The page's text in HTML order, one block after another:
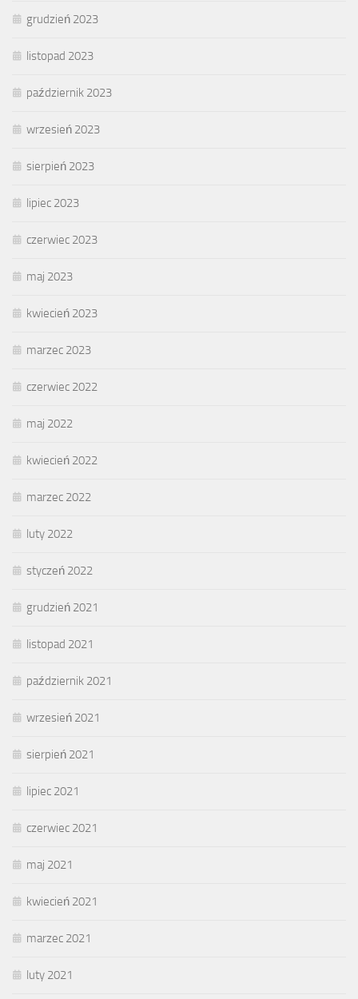
grudzień 2023
listopad 2023
październik 2023
wrzesień 2023
sierpień 2023
lipiec 2023
czerwiec 2023
maj 2023
kwiecień 2023
marzec 2023
czerwiec 2022
maj 2022
kwiecień 2022
marzec 2022
luty 2022
styczeń 2022
grudzień 2021
listopad 2021
październik 2021
wrzesień 2021
sierpień 2021
lipiec 2021
czerwiec 2021
maj 2021
kwiecień 2021
marzec 2021
luty 2021